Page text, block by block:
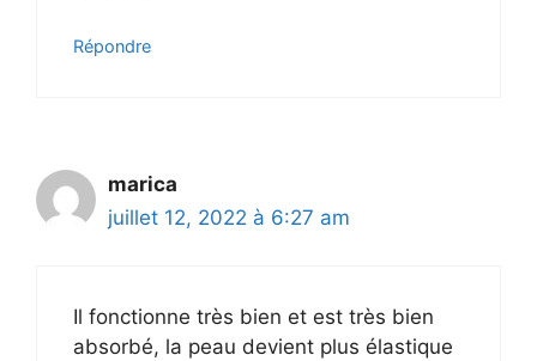
Répondre
marica
juillet 12, 2022 à 6:27 am
Il fonctionne très bien et est très bien
absorbé, la peau devient plus élastique